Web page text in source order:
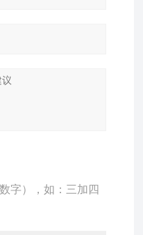
字），如：三加四